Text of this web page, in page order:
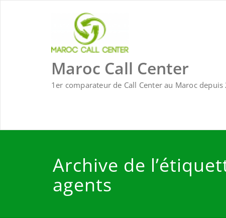
Maroc Call Center
1er comparateur de Call Center au Maroc
Archive de
agents